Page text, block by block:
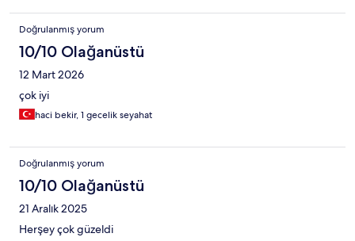
Doğrulanmış yorum
10/10 Olağanüstü
12 Mart 2026
çok iyi
haci bekir, 1 gecelik seyahat
Doğrulanmış yorum
10/10 Olağanüstü
21 Aralık 2025
Herşey çok güzeldi